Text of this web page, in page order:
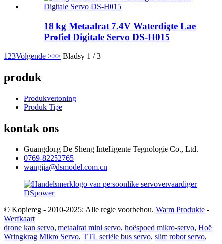
18 kg Metaalrat 7.4V Waterdigte Lae
Profiel Digitale Servo DS-H015
1 23Volgende >>> Bladsy 1 / 3
produk
Produkvertoning
Produk Tipe
kontak ons
Guangdong De Sheng Intelligente Tegnologie Co., Ltd.
0769-82252765
wangjia@dsmodel.com.cn
© Kopiereg - 2010-2025: Alle regte voorbehou. Warm Produkte -
Werfkaart
drone kan servo, metaalrat mini servo, hoëspoed mikro-servo, Hoë
Wringkrag Mikro Servo, TTL seriële bus servo, slim robot servo,